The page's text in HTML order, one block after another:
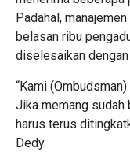
Padahal,
belasan ribu
diselesaikan dengan
“Kami
Jika memang sudah
harus terus
Dedy.